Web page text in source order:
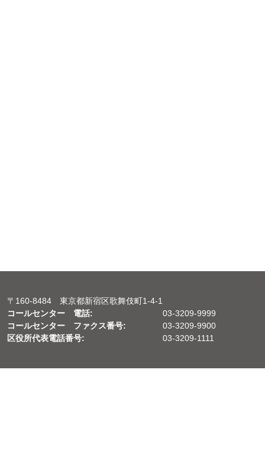
〒160-8484 東京都新宿区歌舞伎町1-4-1
コールセンター 電話:
03-3209-9999
コールセンター ファクス番号:
03-3209-9900
区役所代表電話番号:
03-3209-1111